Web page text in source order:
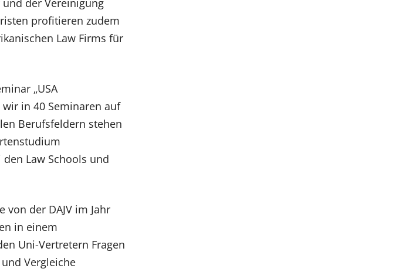
der Vereinigung
profitieren zudem
Law Firms für
„USA
in 40 Seminaren auf
Berufsfeldern stehen
Law Schools und
der DAJV im Jahr
in einem
Uni-Vertretern Fragen
Vergleiche